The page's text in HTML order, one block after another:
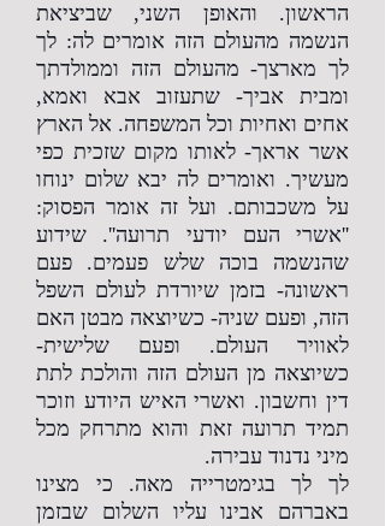
הראשון. והאופן השני, שביציאת
הנשמה מהעולם הזה אומרים לה: לך
לך מארצך- מהעולם הזה וממולדתך
ומבית אביך- שתעזוב אבא ואמא,
אחים ואחיות וכל המשפחה. אל הארץ
אשר אראך- לאותו מקום שזכית כפי
מעשיך. ואומרים לה יבא שלום ינוחו
על משכבותם. ועל זה אומר הפסוק:
''אשרי העם יודעי תרועה''. שידוע
שהנשמה בוכה שלש פעמים. פעם
ראשונה- בזמן שיורדת לעולם השפל
הזה, ופעם שניה- כשיוצאה מבטן האם
לאוויר העולם. ופעם שלישית-
כשיוצאה מן העולם הזה והולכת לתת
דין וחשבון. ואשרי האיש היודע וזוכר
תמיד תרועה זאת והוא מתרחק מכל
מיני נדנוד עבירה.
לך לך בגימטרייה מאה. כי מצינו
באברהם אבינו עליו השלום שבזמן